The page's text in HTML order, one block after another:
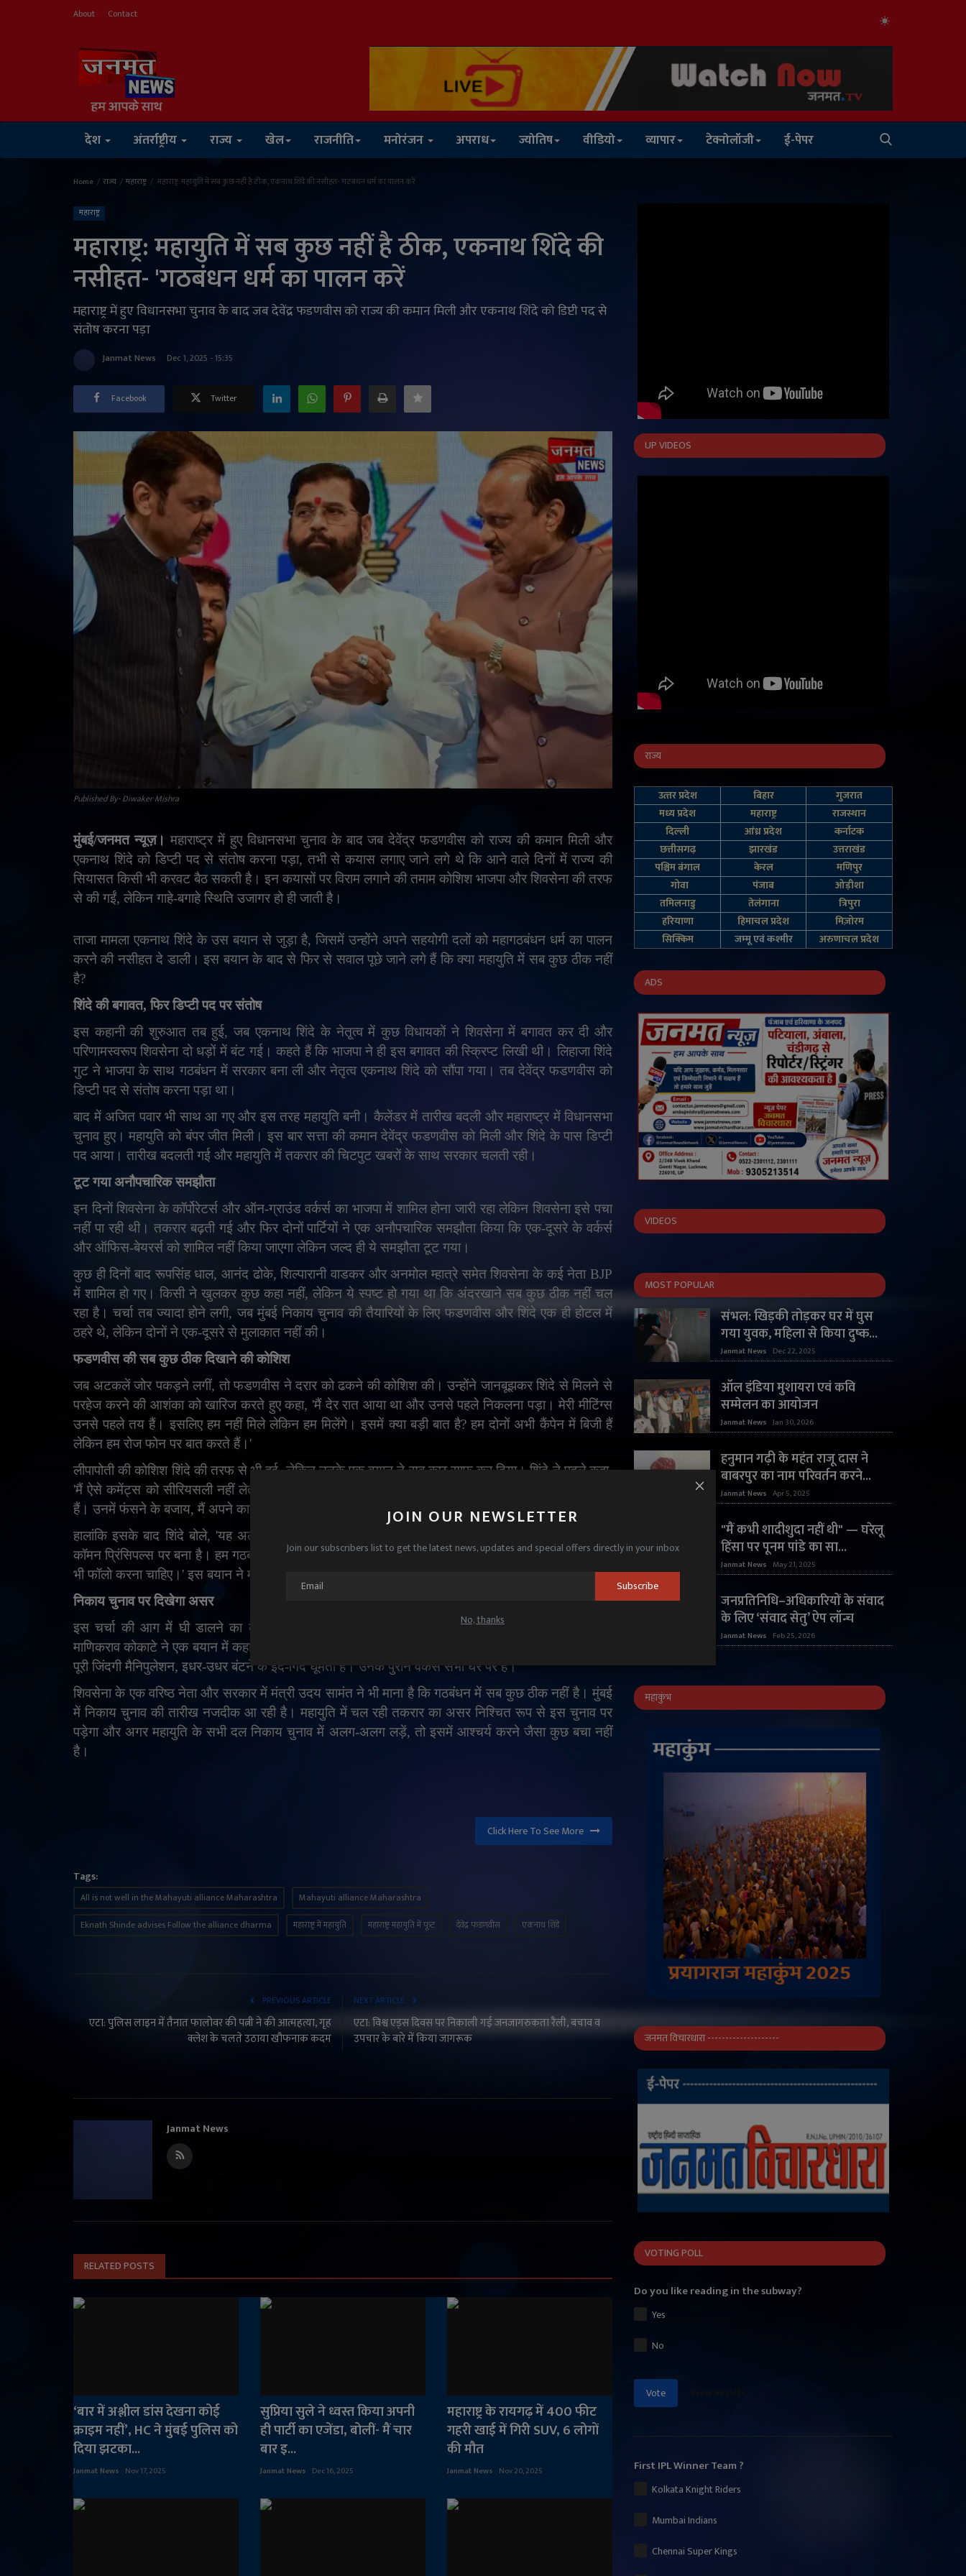
About Contact
देश अंतर्राष्ट्रीय राज्य खेल राजनीति मनोरंजन अपराध ज्योतिष वीडियो व्यापार टेक्नोलॉजी ई-पेपर
JOIN OUR NEWSLETTER
Join our subscribers list to get the latest news, updates and special offers directly in your inbox
Subscribe
No, thanks
Home राज्य महाराष्ट्र महाराष्ट्र: महायुति में सब कुछ नहीं है ठीक, एकनाथ शिंदे की नसीहत- 'गठबंधन धर्म का पालन करें
महाराष्ट्र
महाराष्ट्र: महायुति में सब कुछ नहीं है ठीक, एकनाथ शिंदे की
नसीहत- 'गठबंधन धर्म का पालन करें
महाराष्ट्र में हुए विधानसभा चुनाव के बाद जब देवेंद्र फडणवीस को राज्य की कमान मिली और एकनाथ शिंदे को डिप्टी पद से
संतोष करना पड़ा
Janmat News Dec 1, 2025 - 15:35
Facebook Twitter
Published By- Diwaker Mishra
मुंबई/जनमत न्यूज़। महाराष्ट्र में हुए विधानसभा चुनाव के बाद जब देवेंद्र फडणवीस को राज्य की कमान मिली और
एकनाथ शिंदे को डिप्टी पद से संतोष करना पड़ा, तभी से कयास लगाए जाने लगे थे कि आने वाले दिनों में राज्य की
सियासत किसी भी करवट बैठ सकती है। इन कयासों पर विराम लगाने की तमाम कोशिश भाजपा और शिवसेना की तरफ
से की गईं, लेकिन गाहे-बगाहे स्थिति उजागर हो ही जाती है।
ताजा मामला एकनाथ शिंदे के उस बयान से जुड़ा है, जिसमें उन्होंने अपने सहयोगी दलों को महागठबंधन धर्म का पालन
करने की नसीहत दे डाली। इस बयान के बाद से फिर से सवाल पूछे जाने लगे हैं कि क्या महायुति में सब कुछ ठीक नहीं
है?
शिंदे की बगावत, फिर डिप्टी पद पर संतोष
इस कहानी की शुरुआत तब हुई, जब एकनाथ शिंदे के नेतृ्त्व में कुछ विधायकों ने शिवसेना में बगावत कर दी और
परिणामस्वरूप शिवसेना दो धड़ों में बंट गई। कहते हैं कि भाजपा ने ही इस बगावत की स्क्रिप्ट लिखी थी। लिहाजा शिंदे
गुट ने भाजपा के साथ गठबंधन में सरकार बना ली और नेतृत्व एकनाथ शिंदे को सौंपा गया। तब देवेंद्र फडणवीस को
डिप्टी पद से संतोष करना पड़ा था।
बाद में अजित पवार भी साथ आ गए और इस तरह महायुति बनी। कैलेंडर में तारीख बदली और महाराष्ट्र में विधानसभा
चुनाव हुए। महायुति को बंपर जीत मिली। इस बार सत्ता की कमान देवेंद्र फडणवीस को मिली और शिंदे के पास डिप्टी
पद आया। तारीख बदलती गई और महायुति में तकरार की चिटपुट खबरों के साथ सरकार चलती रही।
टूट गया अनौपचारिक समझौता
इन दिनों शिवसेना के कॉर्पोरेटर्स और ऑन-ग्राउंड वर्कर्स का भाजपा में शामिल होना जारी रहा लेकिन शिवसेना इसे पचा
नहीं पा रही थी। तकरार बढ़ती गई और फिर दोनों पार्टियों ने एक अनौपचारिक समझौता किया कि एक-दूसरे के वर्कर्स
और ऑफिस-बेयरर्स को शामिल नहीं किया जाएगा लेकिन जल्द ही ये समझौता टूट गया।
कुछ ही दिनों बाद रूपसिंह धाल,आनंद ढोके,शिल्पारानी वाडकर और अनमोल म्हात्रे समेत शिवसेना के कई नेता BJP
में शामिल हो गए। किसी ने खुलकर कुछ कहा नहीं, लेकिन ये स्पष्ट हो गया था कि अंदरखाने सब कुछ ठीक नहीं चल
रहा है। चर्चा तब ज्यादा होने लगी, जब मुंबई निकाय चुनाव की तैयारियों के लिए फडणवीस और शिंदे एक ही होटल में
ठहरे थे, लेकिन दोनों ने एक-दूसरे से मुलाकात नहीं की।
फडणवीस की सब कुछ ठीक दिखाने की कोशिश
जब अटकलें जोर पकड़ने लगीं, तो फडणवीस ने दरार को ढकने की कोशिश की। उन्होंने जानबूझकर शिंदे से मिलने से
परहेज करने की आशंका को खारिज करते हुए कहा, 'मैं देर रात आया था और उनसे पहले निकलना पड़ा। मेरी मीटिंग्स
उनसे पहले तय हैं। इसलिए हम नहीं मिले लेकिन हम मिलेंगे। इसमें क्या बड़ी बात है?हम दोनों अभी कैंपेन में बिजी हैं
लेकिन हम रोज फोन पर बात करते हैं। '
लीपापोती की कोशिश शिंदे की तरफ से भी हुई,लेकिन उनके एक बयान ने सब कुछ साफ कर दिया। शिंदे ने पहले कहा,
'मैं ऐसे कमेंट्स को सीरियसली नहीं लेता। जिस दिन से मैं चीफ मिनिस्टर बना हूं
हैं। उनमें फंसने के बजाय, मैं अपने काम पर फोकस करता हूं।
हालांकि इसके बाद शिंदे बोले, 'यह अलायंस कल या आज नहीं बना है। यह अलायंस एक जैसी आइडियोलॉजी और
कॉमन प्रिंसिपल्स पर बना है। हम गठबंधन धर्म के सिद्धांतों को पूरी तरह फॉलो करते हैं और हमारे अलायंस पार्टनर्स को
भी फॉलो करना चाहिए। ' इस बयान ने महायुति में अंदरखाने चल रहे मनमुटाव को खुले मंच पर लाकर रख दिया।
निकाय चुनाव पर दिखेगा असर
इस चर्चा की आग में घी डालने का काम अजित पवार की पार्टी एनसीपी के एक सदस्य ने किया। एनसीपी नेता
माणिकराव कोकाटे ने एक बयान में कहा
पूरी जिंदगी मैनिपुलेशन, इधर-उधर बंटने के इर्द-गिर्द घूमती है। उनके पुराने वर्कर्स सभी घर पर हैं।'
शिवसेना के एक वरिष्ठ नेता और सरकार में मंत्री उदय सामंत ने भी माना है कि गठबंधन में सब कुछ ठीक नहीं है। मुंबई
में निकाय चुनाव की तारीख नजदीक आ रही है। महायुति में चल रही तकरार का असर निश्चित रूप से इस चुनाव पर
पड़ेगा और अगर महायुति के सभी दल निकाय चुनाव में अलग-अलग लड़ें, तो इसमें आश्चर्य करने जैसा कुछ बचा नहीं
है।
Click Here To See More
Tags:
All is not well in the Mahayuti alliance Maharashtra
Mahayuti alliance Maharashtra
Eknath Shinde advises Follow the alliance dharma
महाराष्ट्र में महायुति महाराष्ट्र महायुति में फूट देवेंद्र फडणवीस एकनाथ शिंदे
PREVIOUS ARTICLE
एटा: पुलिस लाइन में तैनात फालोवर की पत्नी ने की आत्महत्या, गृह
क्लेश के चलते उठाया खौफनाक कदम
NEXT ARTICLE
एटा: विश्व एड्स दिवस पर निकाली गई जनजागरुकता रैली, बचाव व
उपचार के बारे में किया जागरूक
Janmat News
RELATED POSTS
‘बार में अश्लील डांस देखना कोई
क्राइम नहीं’, HC ने मुंबई पुलिस को
दिया झटका...
Janmat News Nov 17, 2025
सुप्रिया सुले ने ध्वस्त किया अपनी
ही पार्टी का एजेंडा, बोलीं- मैं चार
बार इ...
Janmat News Dec 16, 2025
महाराष्ट्र के रायगढ़ में 400 फीट
गहरी खाई में गिरी SUV, 6 लोगों
की मौत
Janmat News Nov 20, 2025
UP VIDEOS
राज्य
उत्‍तर प्रदेश बिहार
गुजरात
मध्य प्रदेश
महाराष्ट्र
राजस्थान
दिल्‍ली
आंध्र प्रदेश
कर्नाटक
छत्तीसगढ़
झारखंड
उत्तराखंड
पश्चिम बंगाल
केरल
मणिपुर
गोवा
पंजाब
ओड़ीशा
तमिलनाडु
तेलंगाना
त्रिपुरा
हरियाणा
हिमाचल प्रदेश
मिज़ोरम
सिक्किम
जम्‍मू एवं कश्‍मीर अरुणाचल प्रदेश
ADS
VIDEOS
MOST POPULAR
संभल: खिड़की तोड़कर घर में घुस
गया युवक, महिला से किया दुष्क...
Janmat News Dec 22, 2025
ऑल इंडिया मुशायरा एवं कवि
सम्मेलन का आयोजन
Janmat News Jan 30, 2026
हनुमान गढ़ी के महंत राजू दास ने
बाबरपुर का नाम परिवर्तन करने...
Janmat News Apr 5, 2025
"मैं कभी शादीशुदा नहीं थी" — घरेलू
हिंसा पर पूनम पांडे का सा...
Janmat News May 21, 2025
जनप्रतिनिधि–अधिकारियों के संवाद
के लिए ‘संवाद सेतु’ ऐप लॉन्च
Janmat News Feb 25, 2026
महाकुंभ
जनमत विचारधारा --------------------
VOTING POLL
Do you like reading in the subway?
Yes
No
Vote
First IPL Winner Team ?
Kolkata Knight Riders
Mumbai Indians
Chennai Super Kings